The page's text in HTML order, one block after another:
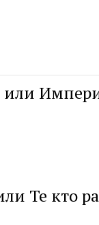
или
Те кто